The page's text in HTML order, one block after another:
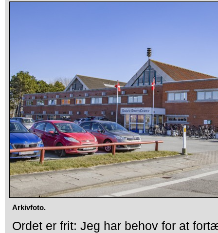
Arkivfoto.
Ordet er frit: Jeg har behov for at